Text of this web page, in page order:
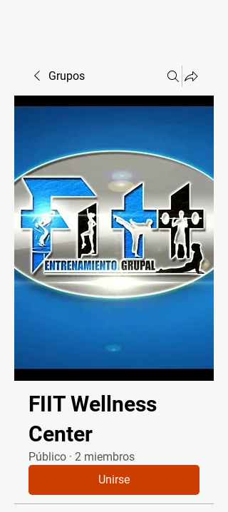
Grupos
FIIT Wellness
Center
Público · 2 miembros
Unirse